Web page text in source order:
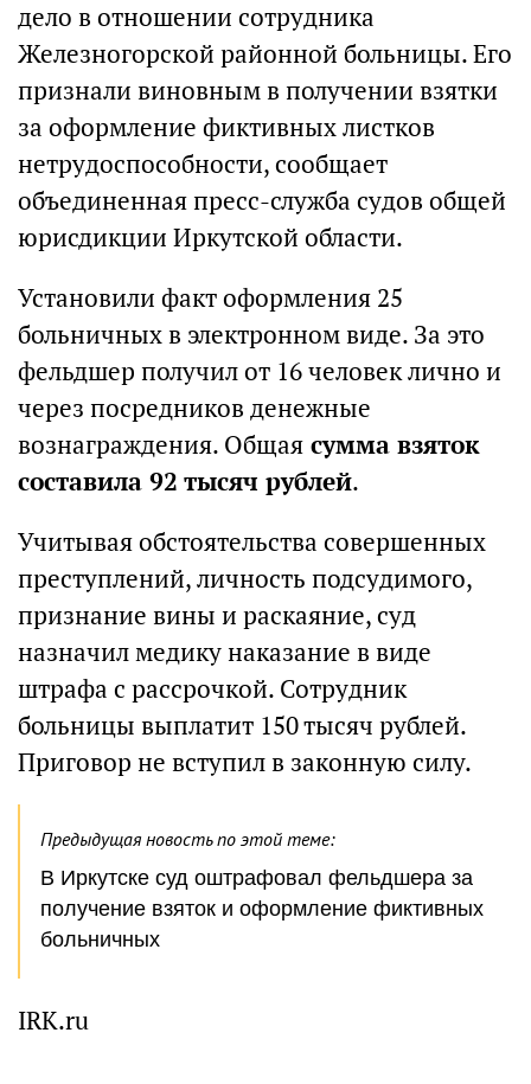
дело в отношении сотрудника
Железногорской районной больницы. Его
признали виновным в получении взятки
за оформление фиктивных листков
нетрудоспособности, сообщает
объединенная пресс-служба судов общей
юрисдикции Иркутской области.
Установили факт оформления 25
больничных в электронном виде. За это
фельдшер получил от 16 человек лично и
через посредников денежные
вознаграждения. Общая сумма взяток
составила 92 тысяч рублей.
Учитывая обстоятельства совершенных
преступлений, личность подсудимого,
признание вины и раскаяние, суд
назначил медику наказание в виде
штрафа с рассрочкой. Сотрудник
больницы выплатит 150 тысяч рублей.
Приговор не вступил в законную силу.
Предыдущая новость по этой теме:
В Иркутске суд оштрафовал фельдшера за
получение взяток и оформление фиктивных
больничных
IRK.ru